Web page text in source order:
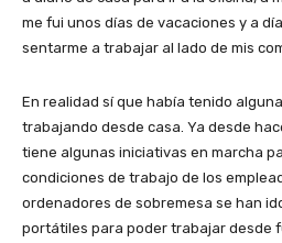
me fui unos días de vacaciones y a
sentarme a trabajar al lado de mis
En realidad sí que había tenido
trabajando desde casa. Ya desde
tiene algunas iniciativas en marcha
condiciones de trabajo de los
ordenadores de sobremesa se han
portátiles para poder trabajar desde